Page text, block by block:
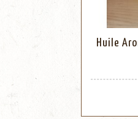
Huile